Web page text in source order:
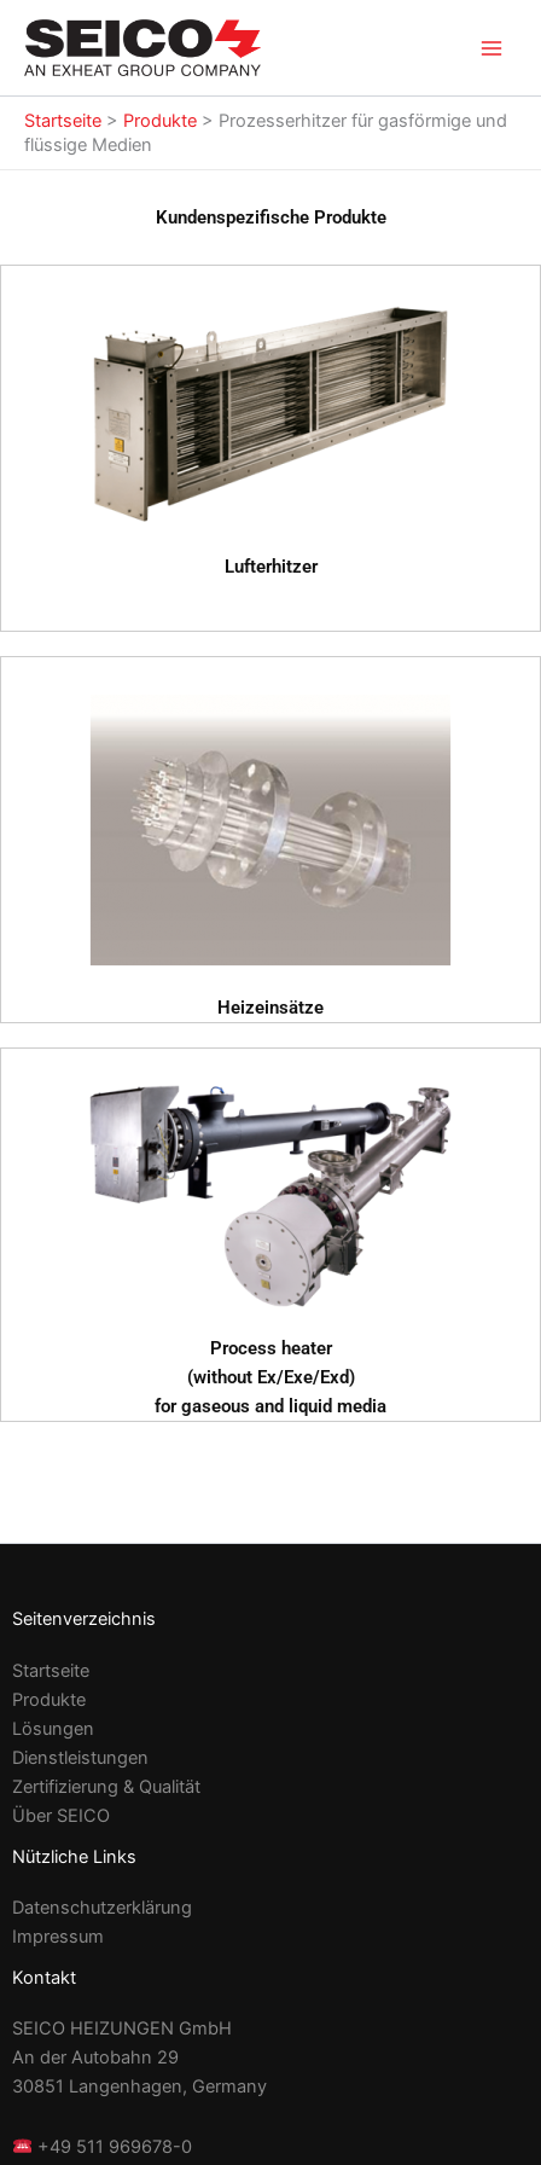
Inhalt
springen
Startseite > Produkte > Prozesserhitzer für gasförmige und
flüssige Medien
Kundenspezifische Produkte
Lufterhitzer
Heizeinsätze
Process heater
(without Ex/Exe/Exd)
for gaseous and liquid media
Seitenverzeichnis
Startseite
Produkte
Lösungen
Dienstleistungen
Zertifizierung & Qualität
Über SEICO
Nützliche Links
Datenschutzerklärung
Impressum
Kontakt
SEICO HEIZUNGEN GmbH
An der Autobahn 29
30851 Langenhagen, Germany
+49 511 969678-0